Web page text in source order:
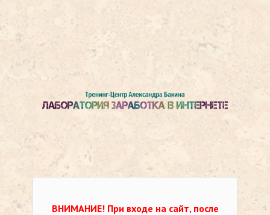
ВНИМАНИЕ! При входе на сайт, после